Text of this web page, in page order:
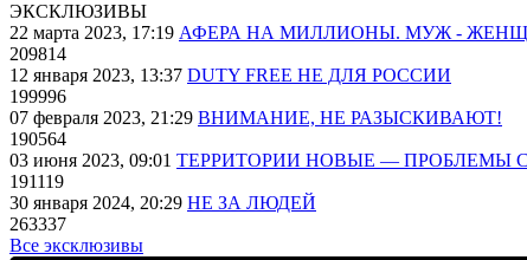
ЭКСКЛЮЗИВЫ
22 марта 2023, 17:19 АФЕРА НА МИЛЛИОНЫ. МУЖ -
209814
12 января 2023, 13:37 DUTY FREE НЕ ДЛЯ РОССИИ
199996
07 февраля 2023, 21:29 ВНИМАНИЕ, НЕ РАЗЫСКИВАЮТ!
190564
03 июня 2023, 09:01 ТЕРРИТОРИИ НОВЫЕ — ПРОБЛЕМЫ
191119
30 января 2024, 20:29 НЕ ЗА ЛЮДЕЙ
263337
Все эксклюзивы